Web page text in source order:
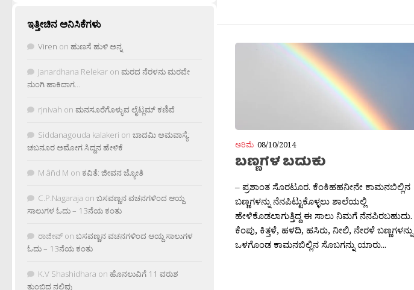
ಅರಿಮೆ 08/10/2014
ಬಣ್ಣಗಳ ಬದುಕು
– ಪ್ರಶಾಂತ ಸೊರಟೂರ. ಕೆಂಕಿಹಹನೀನೇ ಕಾಮನಬಿಲ್ಲಿನ
ಬಣ್ಣಗಳನ್ನು ನೆನಪಿಟ್ಟುಕೊಳ್ಳಲು ಶಾಲೆಯಲ್ಲಿ
ಹೇಳಿಕೊಡಲಾಗುತ್ತಿದ್ದ ಈ ಸಾಲು ನಿಮಗೆ ನೆನಪಿರಬಹುದು.
ಕೆಂಪು, ಕಿತ್ತಳೆ, ಹಳದಿ, ಹಸಿರು, ನೀಲಿ, ನೇರಳೆ ಬಣ್ಣಗಳನ್ನು
ಒಳಗೊಂಡ ಕಾಮನಬಿಲ್ಲಿನ ಸೊಬಗನ್ನು ಯಾರು...
ಇತ್ತೀಚಿನ ಅನಿಸಿಕೆಗಳು
Viren on ಹುಣಸೆ ಹುಳಿ ಅನ್ನ
Janardhana Relekar on ಮರದ ನೆರಳನು ಮರವೇ
ನುಂಗಿ ಹಾಕಿದಾಗ…
rjnivah on ಮನಸೂರೆಗೊಳ್ಳುವ ಲೈಟ್ಲಮ್ ಕಣಿವೆ
Siddanagouda kalakeri on ಬಾದಮಿ ಅಮವಾಸ್ಯೆ:
ಚಬನೂರ ಅಮೋಗ ಸಿದ್ದನ ಹೇಳಿಕೆ
M âñd M on ಕವಿತೆ: ಜೀವನ ಜ್ಯೋತಿ
C.P.Nagaraja on ಬಸವಣ್ಣನ ವಚನಗಳಿಂದ ಆಯ್ದ
ಸಾಲುಗಳ ಓದು – 13ನೆಯ ಕಂತು
ರಾಜೀವ್ on ಬಸವಣ್ಣನ ವಚನಗಳಿಂದ ಆಯ್ದ ಸಾಲುಗಳ
ಓದು – 13ನೆಯ ಕಂತು
K.V Shashidhara on ಹೊನಲುವಿಗೆ 11 ವರುಶ
ತುಂಬಿದ ನಲಿವು